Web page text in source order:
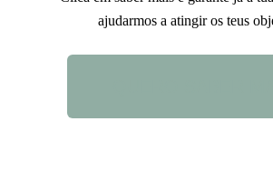
ajudarmos a atingir os teus